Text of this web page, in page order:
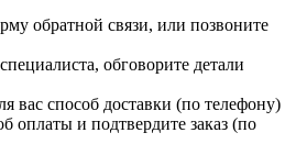
обратной связи, или позвоните
обговорите детали
вас способ доставки (по телефону)
оплаты и подтвердите заказ (по